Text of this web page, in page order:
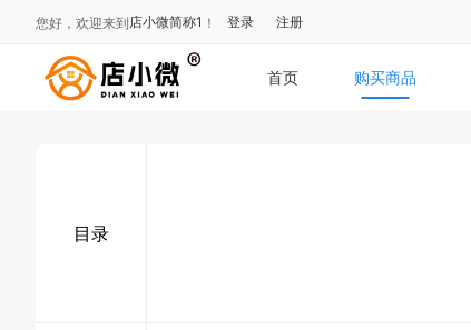
您好，欢迎来到店小微简称1 ！ 登录 注册
首页 购买商品
目录